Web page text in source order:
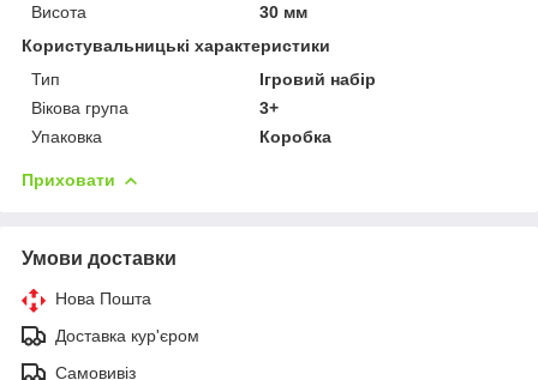
Висота
30 мм
Користувальницькі характеристики
Тип
Ігровий набір
Вікова група
3+
Упаковка
Коробка
Приховати
Умови доставки
Нова Пошта
Доставка кур'єром
Самовивіз